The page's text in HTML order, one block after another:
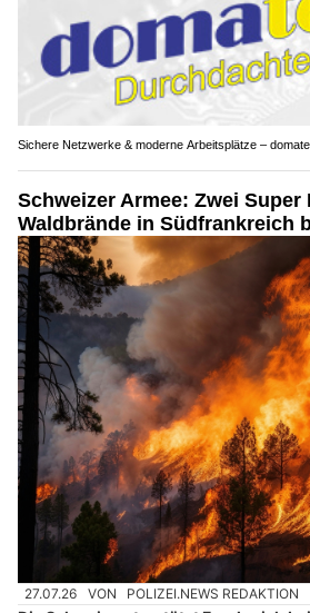
Sichere Netzwerke & moderne Arbeitsplätze –
Schweizer Armee: Zwei Super
Waldbrände in Südfrankreich
27.07.26 VON POLIZEI.NEWS REDAKTION